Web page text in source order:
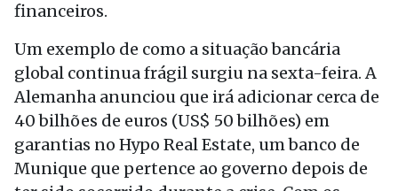
financeiros.
Um exemplo de como a situação bancária
global continua frágil surgiu na sexta-feira. A
Alemanha anunciou que irá adicionar cerca de
40 bilhões de euros (US$ 50 bilhões) em
garantias no Hypo Real Estate, um banco de
Munique que pertence ao governo depois de